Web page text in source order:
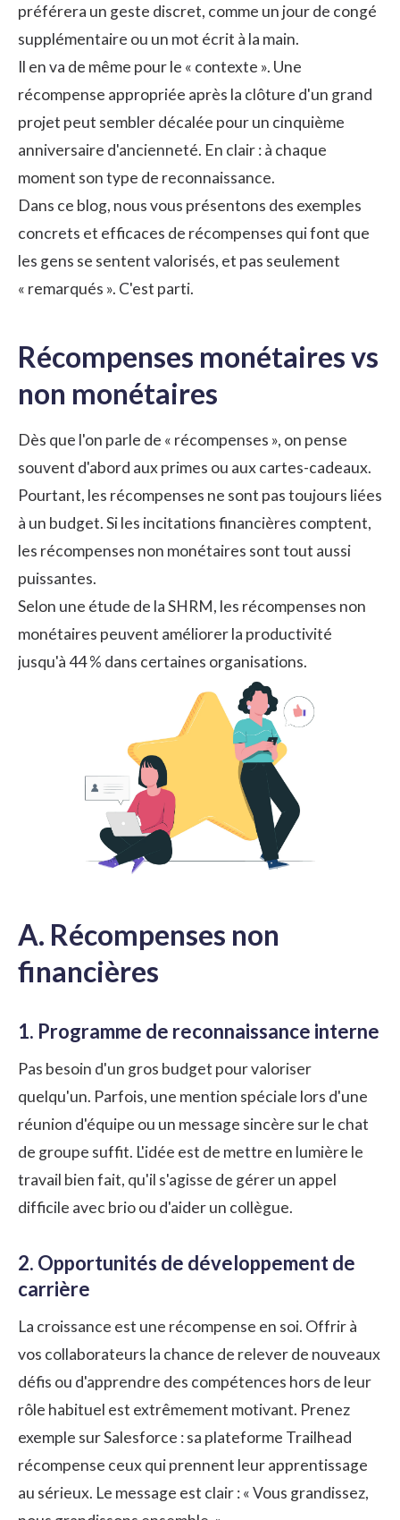
préférera un geste discret, comme un jour de congé
supplémentaire ou un mot écrit à la main.
Il en va de même pour le « contexte ». Une
récompense appropriée après la clôture d'un grand
projet peut sembler décalée pour un cinquième
anniversaire d'ancienneté. En clair : à chaque
moment son type de reconnaissance.
Dans ce blog, nous vous présentons des exemples
concrets et efficaces de récompenses qui font que
les gens se sentent valorisés, et pas seulement
« remarqués ». C'est parti.
Récompenses monétaires vs
non monétaires
Dès que l'on parle de « récompenses », on pense
souvent d'abord aux primes ou aux cartes-cadeaux.
Pourtant, les récompenses ne sont pas toujours liées
à un budget. Si les incitations financières comptent,
les récompenses non monétaires sont tout aussi
puissantes.
Selon une étude de la SHRM, les récompenses non
monétaires peuvent améliorer la productivité
jusqu'à 44 % dans certaines organisations.
A. Récompenses non
financières
1. Programme de reconnaissance interne
Pas besoin d'un gros budget pour valoriser
quelqu'un. Parfois, une mention spéciale lors d'une
réunion d'équipe ou un message sincère sur le chat
de groupe suffit. L'idée est de mettre en lumière le
travail bien fait, qu'il s'agisse de gérer un appel
difficile avec brio ou d'aider un collègue.
2. Opportunités de développement de
carrière
La croissance est une récompense en soi. Offrir à
vos collaborateurs la chance de relever de nouveaux
défis ou d'apprendre des compétences hors de leur
rôle habituel est extrêmement motivant. Prenez
exemple sur Salesforce : sa plateforme Trailhead
récompense ceux qui prennent leur apprentissage
au sérieux. Le message est clair : « Vous grandissez,